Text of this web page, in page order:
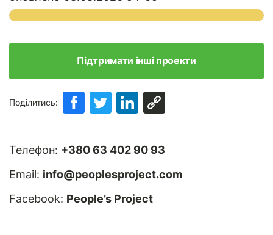
Підтримати інші проекти
Поділитись:
Телефон: +380 63 402 90 93
Email: info@peoplesproject.com
Facebook: People’s Project